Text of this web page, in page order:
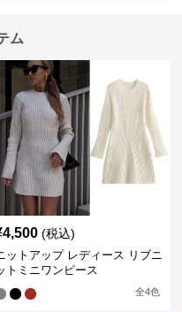
ム
4,500 (税込)
ットアップ レディース リブニ
トミニワンピース
全4色